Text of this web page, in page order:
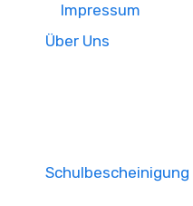
Impressum
Über Uns